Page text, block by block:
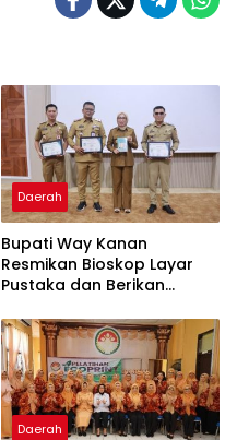
Daerah
Bupati Way Kanan
Resmikan Bioskop Layar
Pustaka dan Berikan
Menulis
Daerah